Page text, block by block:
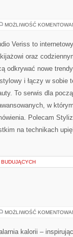
MOŻLIWOŚĆ
Veriss to
oraz
odkrywać nowe
i łączy w sobie
To serwis dla
w
Polecam
na technikach
MOŻLIWOŚĆ
kalorii –